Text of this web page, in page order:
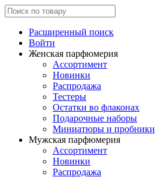
Расширенный поиск
Войти
Женская парфюмерия
Ассортимент
Новинки
Распродажа
Тестеры
Остатки во флаконах
Подарочные наборы
Миниатюры и пробники
Мужская парфюмерия
Ассортимент
Новинки
Распродажа